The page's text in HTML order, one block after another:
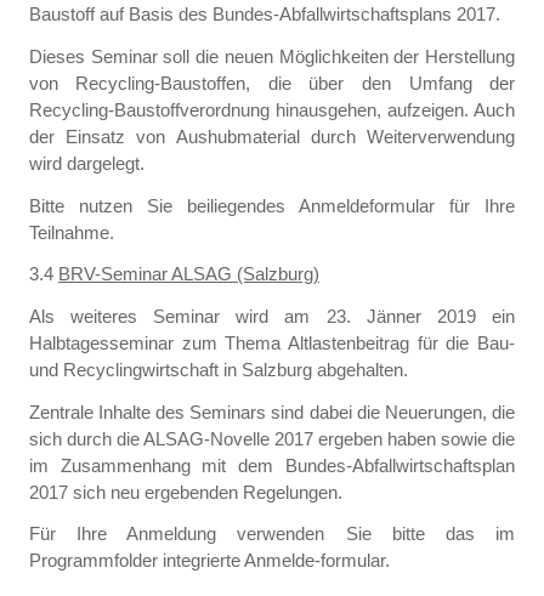
Baustoff auf Basis des Bundes-Abfallwirtschaftsplans 2017.
Dieses Seminar soll die neuen Möglichkeiten der Herstellung
von Recycling-Baustoffen, die über den Umfang der
Recycling-Baustoffverordnung hinausgehen, aufzeigen. Auch
der Einsatz von Aushubmaterial durch Weiterverwendung
wird dargelegt.
Bitte nutzen Sie beiliegendes Anmeldeformular für Ihre
Teilnahme.
3.4 BRV-Seminar ALSAG (Salzburg)
Als weiteres Seminar wird am 23. Jänner 2019 ein
Halbtagesseminar zum Thema Altlastenbeitrag für die Bau-
und Recyclingwirtschaft in Salzburg abgehalten.
Zentrale Inhalte des Seminars sind dabei die Neuerungen, die
sich durch die ALSAG-Novelle 2017 ergeben haben sowie die
im Zusammenhang mit dem Bundes-Abfallwirtschaftsplan
2017 sich neu ergebenden Regelungen.
Für Ihre Anmeldung verwenden Sie bitte das im
Programmfolder integrierte Anmelde-formular.